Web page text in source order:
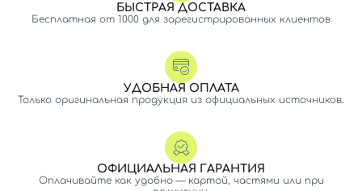
БЫСТРАЯ ДОСТАВКА
Бесплатная от 1000 для зарегистрированных клиентов
УДОБНАЯ ОПЛАТА
Только оригинальная продукция из официальных источников.
ОФИЦИАЛЬНАЯ ГАРАНТИЯ
Оплачивайте как удобно — картой, частями или при